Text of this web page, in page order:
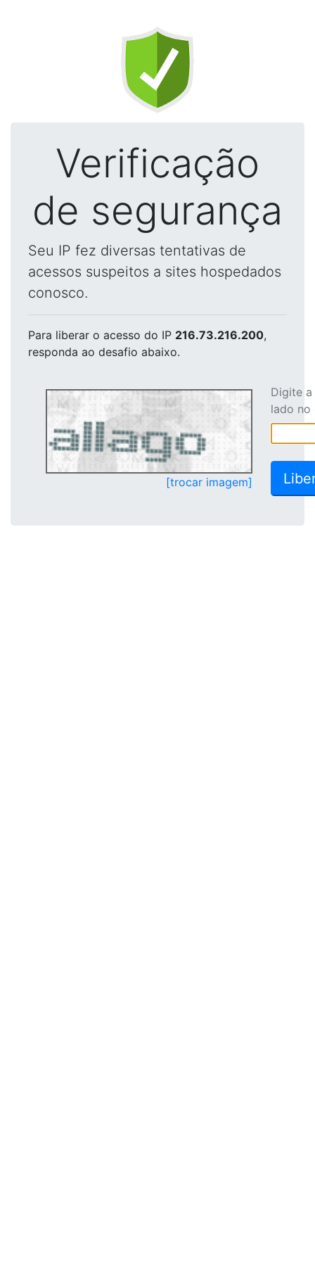
Verificação
de segurança
Seu IP fez diversas tentativas de
acessos suspeitos a sites hospedados
conosco.
Para liberar o acesso do IP 216.73.216.200,
responda ao desafio abaixo.
[trocar imagem]
Digite
lado no